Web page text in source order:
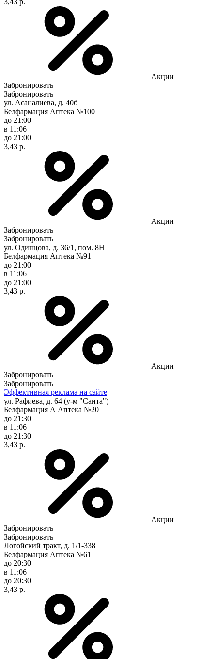
Акции
Забронировать
Забронировать
ул. Асаналиева, д. 40б
Белфармация Аптека №100
до 21:00
в 11:06
до 21:00
3,43 р.
Акции
Забронировать
Забронировать
ул. Одинцова, д. 36/1, пом. 8Н
Белфармация Аптека №91
до 21:00
в 11:06
до 21:00
3,43 р.
Акции
Забронировать
Забронировать
Эффективная реклама на сайте
ул. Рафиева, д. 64 (у-м "Санта")
Белфармация А Аптека №20
до 21:30
в 11:06
до 21:30
3,43 р.
Акции
Забронировать
Забронировать
Логойский тракт, д. 1/1-338
Белфармация Аптека №61
до 20:30
в 11:06
до 20:30
3,43 р.